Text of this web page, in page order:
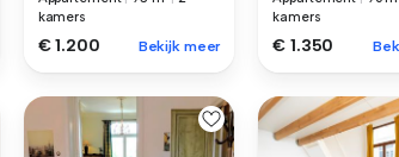
kamers
€ 1.200 Bekijk meer
kamers
€ 1.350